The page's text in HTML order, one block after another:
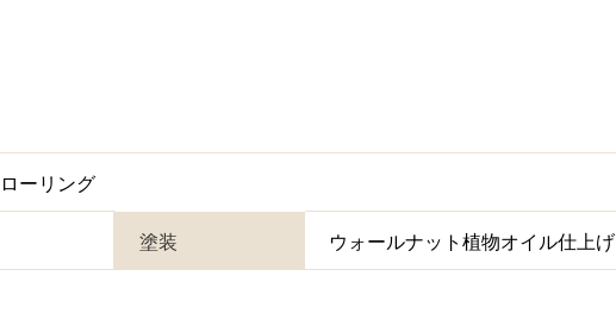
ーリング
塗装 ウォールナット植物オイル仕上げ